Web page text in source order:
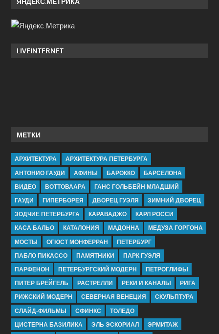
LIVEINTERNET
МЕТКИ
АРХИТЕКТУРА
АРХИТЕКТУРА ПЕТЕРБУРГА
АНТОНИО ГАУДИ
АФИНЫ БАРОККО
БАРСЕЛОНА
ВИДЕО
ВОТТОВААРА
ГАНС ГОЛЬБЕЙН МЛАДШИЙ
ГАУДИ
ГИПЕРБОРЕЯ ДВОРЕЦ ГУЭЛЯ
ЗИМНИЙ ДВОРЕЦ
ЗОДЧИЕ ПЕТЕРБУРГА
КАРАВАДЖО
КАРЛ РОССИ
КАСА БАЛЬО
КАТАЛОНИЯ МАДОННА
МЕДУЗА ГОРГОНА
МОСТЫ
ОГЮСТ МОНФЕРРАН
ПЕТЕРБУРГ
ПАБЛО ПИКАССО
ПАМЯТНИКИ
ПАРК ГУЭЛЯ
ПАРФЕНОН
ПЕТЕРБУРГСКИЙ МОДЕРН
ПЕТРОГЛИФЫ
ПИТЕР БРЕЙГЕЛЬ
РАСТРЕЛЛИ РЕКИ И КАНАЛЫ
РИГА
РИЖСКИЙ МОДЕРН
СЕВЕРНАЯ ВЕНЕЦИЯ
СКУЛЬПТУРА
СЛАЙД-ФИЛЬМЫ
СФИНКС
ТОЛЕДО
ЦИСТЕРНА БАЗИЛИКА
ЭЛЬ ЭСКОРИАЛ ЭРМИТАЖ